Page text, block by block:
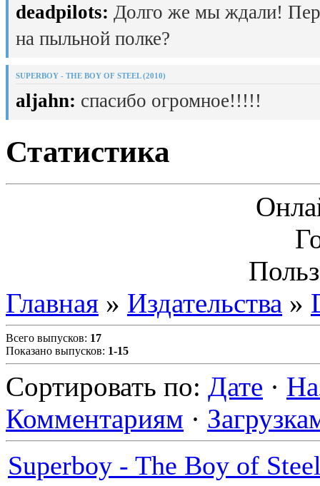
deadpilots: Долго же мы ждали!
на пыльной полке?
SUPERBOY - THE BOY OF STEEL (2010)
aljahn: спасибо огромное!!!!!
Статистика
Главная » Издательства »
Всего выпусков: 17
Показано выпусков: 1-15
Сортировать по: Дате ·
Комментариям ·
Superboy - The Boy of